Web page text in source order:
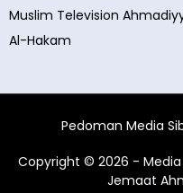
Muslim Television
Al-Hakam
Pedoman Media
Copyright © 2026 -
Jemaat